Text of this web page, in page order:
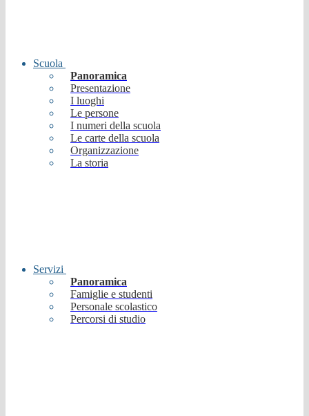
Scuola
Panoramica
Presentazione
I luoghi
Le persone
I numeri della scuola
Le carte della scuola
Organizzazione
La storia
Servizi
Panoramica
Famiglie e studenti
Personale scolastico
Percorsi di studio